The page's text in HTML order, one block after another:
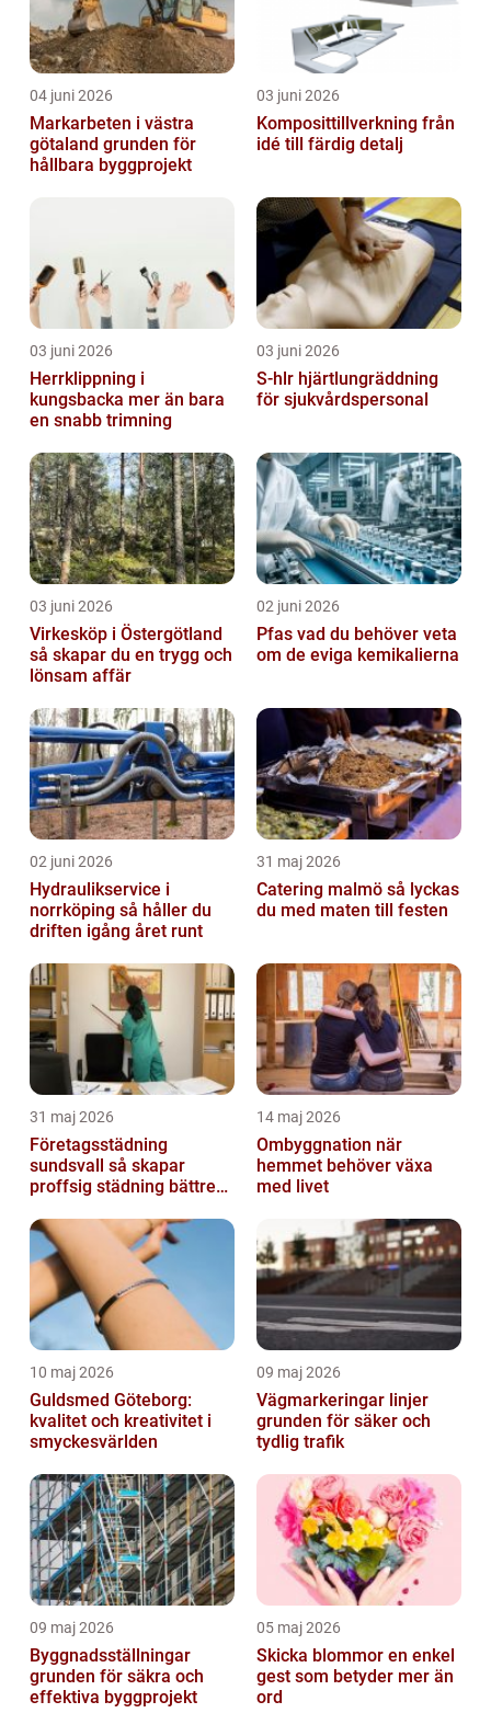
04 juni 2026
Markarbeten i västra
götaland grunden för
hållbara byggprojekt
03 juni 2026
Komposittillverkning från
idé till färdig detalj
03 juni 2026
Herrklippning i
kungsbacka mer än bara
en snabb trimning
03 juni 2026
S-hlr hjärtlungräddning
för sjukvårdspersonal
03 juni 2026
Virkesköp i Östergötland
så skapar du en trygg och
lönsam affär
02 juni 2026
Pfas vad du behöver veta
om de eviga kemikalierna
02 juni 2026
Hydraulikservice i
norrköping så håller du
driften igång året runt
31 maj 2026
Catering malmö så lyckas
du med maten till festen
31 maj 2026
Företagsstädning
sundsvall så skapar
proffsig städning bättre
14 maj 2026
Ombyggnation när
hemmet behöver växa
med livet
10 maj 2026
Guldsmed Göteborg:
kvalitet och kreativitet i
smyckesvärlden
09 maj 2026
Vägmarkeringar linjer
grunden för säker och
tydlig trafik
09 maj 2026
Byggnadsställningar
grunden för säkra och
effektiva byggprojekt
05 maj 2026
Skicka blommor en enkel
gest som betyder mer än
ord